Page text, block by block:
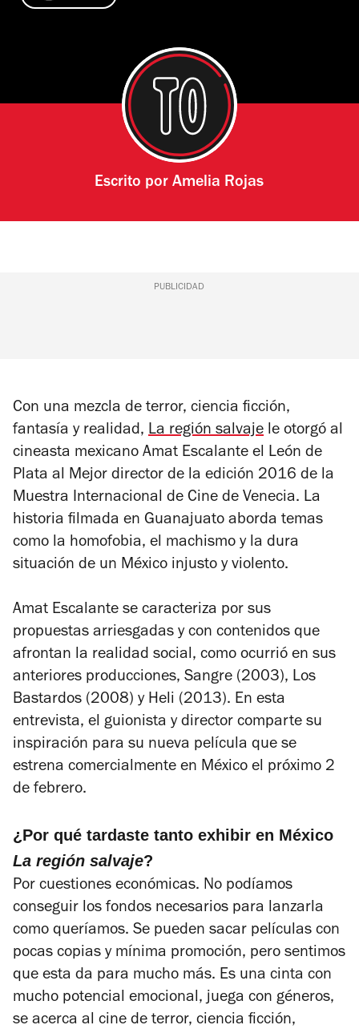
Escrito porAmelia Rojas
PUBLICIDAD
Con una mezcla de terror, ciencia ficción,
fantasía y realidad, La región salvaje le otorgó al
cineasta mexicano Amat Escalante el León de
Plata al Mejor director de la edición 2016 de la
Muestra Internacional de Cine de Venecia. La
historia filmada en Guanajuato aborda temas
como la homofobia, el machismo y la dura
situación de un México injusto y violento.
Amat Escalante se caracteriza por sus
propuestas arriesgadas y con contenidos que
afrontan la realidad social, como ocurrió en sus
anteriores producciones, Sangre (2003), Los
Bastardos (2008) y Heli (2013). En esta
entrevista, el guionista y director comparte su
inspiración para su nueva película que se
estrena comercialmente en México el próximo 2
de febrero.
¿Por qué tardaste tanto exhibir en México
La región salvaje?
Por cuestiones económicas. No podíamos
conseguir los fondos necesarios para lanzarla
como queríamos. Se pueden sacar películas con
pocas copias y mínima promoción, pero sentimos
que esta da para mucho más. Es una cinta con
mucho potencial emocional, juega con géneros,
se acerca al cine de terror, ciencia ficción,